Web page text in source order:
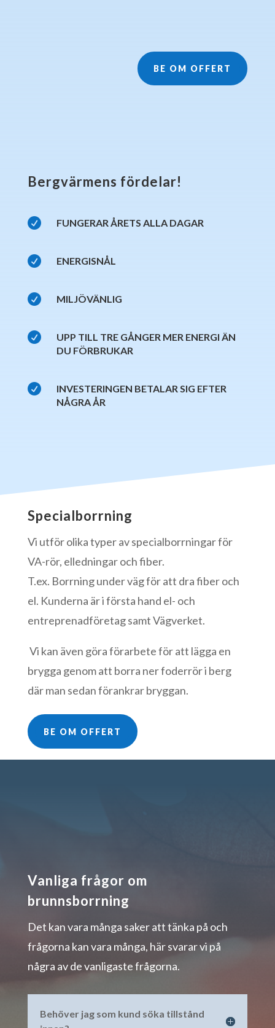
BE OM OFFERT
Bergvärmens fördelar!
 FUNGERAR ÅRETS ALLA DAGAR
 ENERGISNÅL
 MILJÖVÄNLIG

UPP TILL TRE GÅNGER MER ENERGI ÄN
DU FÖRBRUKAR

INVESTERINGEN BETALAR SIG EFTER
NÅGRA ÅR
Specialborrning
Vi utför olika typer av specialborrningar för
VA-rör, elledningar och fiber.
T.ex. Borrning under väg för att dra fiber och
el. Kunderna är i första hand el- och
entreprenadföretag samt Vägverket.
Vi kan även göra förarbete för att lägga en
brygga genom att borra ner foderrör i berg
där man sedan förankrar bryggan.
BE OM OFFERT
Vanliga frågor om
brunnsborrning
Det kan vara många saker att tänka på och
frågorna kan vara många, här svarar vi på
några av de vanligaste frågorna.
Behöver jag som kund söka tillstånd